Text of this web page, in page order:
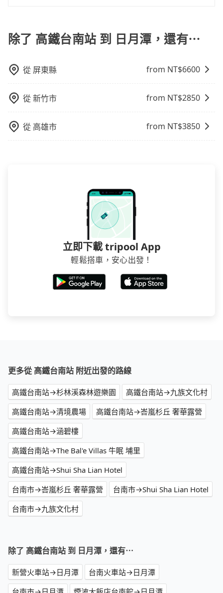
下，旅步的包車服務價格相對更為透明和具體，一般是
按照包車時間和里程、車型來計費，價格在網站上公開
用。
地區、價位、人數、特殊需求來搜尋適合的旅店與房
型，更重要的是通常價格是官網的6~8折，如果又有加入
饋或未來換取免費的住房。台灣人常用的線上訂房平台
Expedia.com、Trip.com等。正常來說，線上刷卡付款
完後預定就完成，事先不用電話確認空房，事後也不用
告知付款完畢，一切都能在網路上操作。但有些較冷門
或規模較小的飯店，有可能再多平台同時上架而發生超
得便宜，但缺點就是多數要匯款並再人工確認。假如不
介意多花一點錢省下這些瑣碎的事，台灣本土的AsiaYo
或者國際Airbnb都值得推薦。
除了 高鐵台南站 到 日月潭，還有⋯
從 屏東縣 from NT$6600
從新竹市 from NT$2850
從 高雄市 from NT$3850
立即下載 tripool App
輕鬆搭車，安心出發！
更多從 高鐵台南站 附近出發的路線
高鐵台南站→杉林溪森林遊樂園
高鐵台南站→九族文化村
高鐵台南站→清境農場
高鐵台南站→峇嵐杉丘 奢華露營
高鐵台南站→涵碧樓
高鐵台南站→The Bal'e Villas 牛眠 埔里
高鐵台南站→Shui Sha Lian Hotel
台南市→峇嵐杉丘 奢華露營
台南市→Shui Sha Lian Hotel
台南市→九族文化村
除了 高鐵台南站 到 日月潭，還有⋯
新營火車站→日月潭
台南火車站→日月潭